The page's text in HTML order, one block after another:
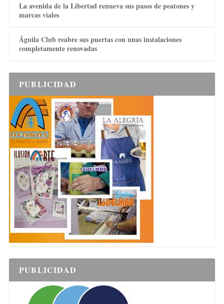
La avenida de la Libertad renueva sus pasos de peatones y
marcas viales
Águila Club reabre sus puertas con unas instalaciones
completamente renovadas
PUBLICIDAD
PUBLICIDAD